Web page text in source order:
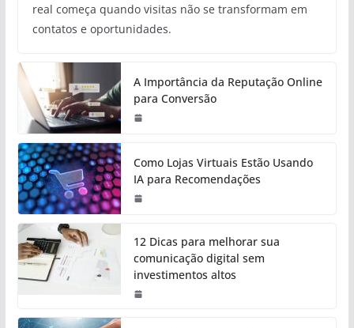
real começa quando visitas não se transformam em
contatos e oportunidades.
A Importância da Reputação Online
para Conversão
Como Lojas Virtuais Estão Usando
IA para Recomendações
12 Dicas para melhorar sua
comunicação digital sem
investimentos altos